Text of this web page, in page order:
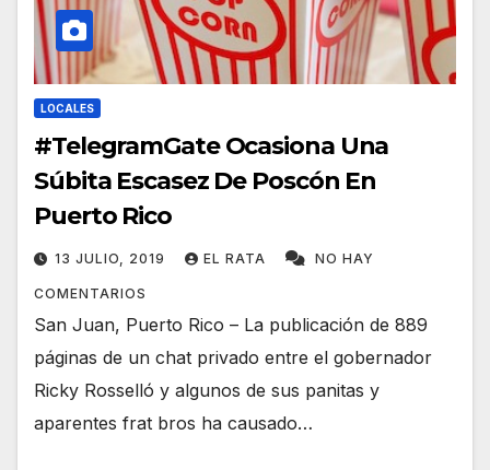
LOCALES
#TelegramGate Ocasiona Una
Súbita Escasez De Poscón En
Puerto Rico
13 JULIO, 2019 EL RATA NO HAY
COMENTARIOS
San Juan, Puerto Rico – La publicación de 889
páginas de un chat privado entre el gobernador
Ricky Rosselló y algunos de sus panitas y
aparentes frat bros ha causado…